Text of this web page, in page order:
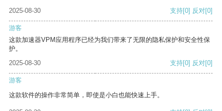
2025-08-30 支持[0] 反对[0]
游客
这款加速器VPM应用程序已经为我们带来了无限的隐私保护和安全性保
护。
2025-08-30
支持[0] 反对[0]
游客
这款软件的操作非常简单，即使是小白也能快速上手。